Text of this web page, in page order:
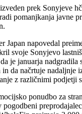
prek Sonyjeve
pomanjkanja javne
Japan napovedal
svoje Sonyjevo
je januarja nadgradila
da načrtuje nadaljnje
z različnimi podjetji
ponudbo za